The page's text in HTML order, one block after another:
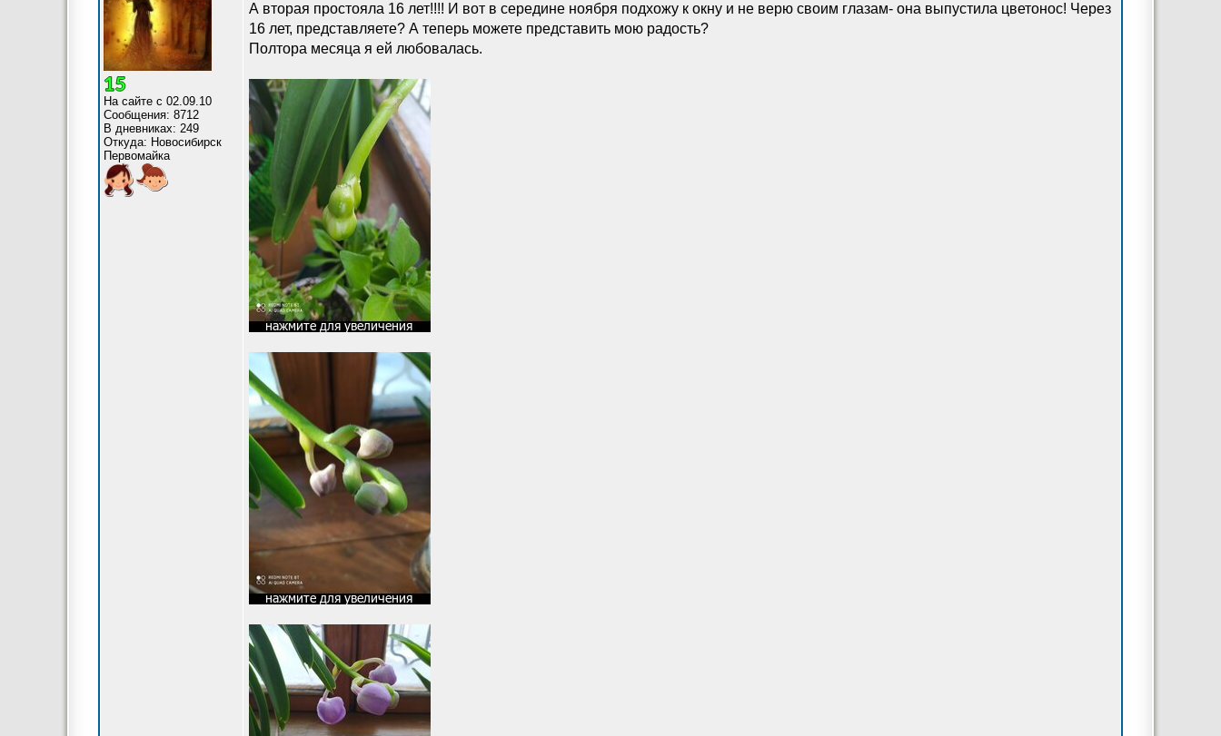
На сайте с 02.09.10
Сообщения: 8712
В дневниках: 249
Откуда: Новосибирск
Первомайка
А вторая простояла 16 лет!!!! И вот в середине ноября подхожу к окну и не верю своим глазам- она выпустила цветонос! Через
16 лет, представляете? А теперь можете представить мою радость?
Полтора месяца я ей любовалась.